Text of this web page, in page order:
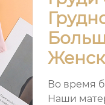
Во время
Наши